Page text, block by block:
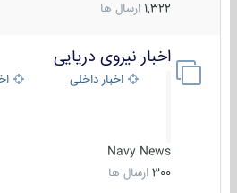
1,322 ارسال ها
اخبار نیروی دریایی
اخبار داخلی
Navy News
300 ارسال ها